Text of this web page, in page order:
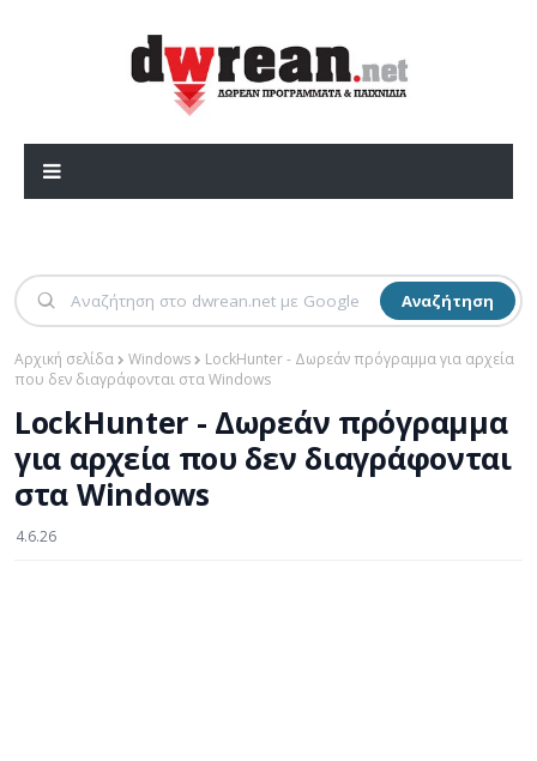
Αναζήτηση
Αρχική σελίδα Windows
LockHunter - Δωρεάν πρόγραμμα για αρχεία
που δεν διαγράφονται στα Windows
LockHunter - Δωρεάν πρόγραμμα
για αρχεία που δεν διαγράφονται
στα Windows
4.6.26